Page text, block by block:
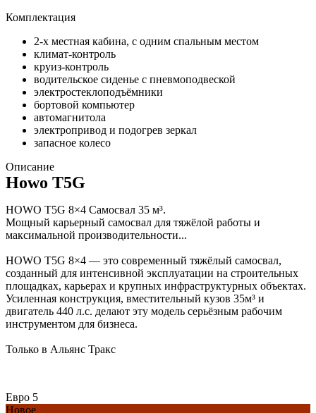
Комплектация
2-х местная кабина, с одним спальным местом
климат-контроль
круиз-контроль
водительское сиденье с пневмоподвеской
электростеклоподъёмники
бортовой компьютер
автомагнитола
электропривод и подогрев зеркал
запасное колесо
Описание
Howo T5G
HOWO T5G 8×4 Самосвал 35 м³.
Мощный карьерный самосвал для тяжёлой работы и
максимальной производительности...
HOWO T5G 8×4 — это современный тяжёлый самосвал,
созданный для интенсивной эксплуатации на строительных
площадках, карьерах и крупных инфраструктурных объектах.
Усиленная конструкция, вместительный кузов 35м³ и
двигатель 440 л.с. делают эту модель серьёзным рабочим
инструментом для бизнеса.
Только в Альянс Тракс
Евро 5
Новое